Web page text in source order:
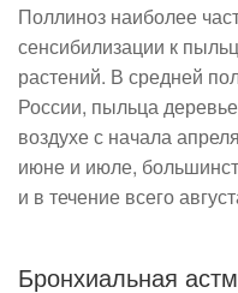
Поллиноз наиболее
сенсибилизации к
растений. В средней
России, пыльца
воздухе с начала
июне и июле,
и в течение всего
Бронхиальная